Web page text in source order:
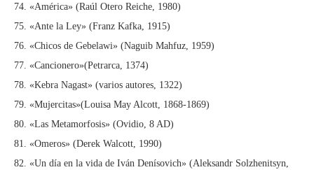
74. «América» (Raúl Otero Reiche, 1980)
75. «Ante la Ley» (Franz Kafka, 1915)
76. «Chicos de Gebelawi» (Naguib Mahfuz, 1959)
77. «Cancionero»(Petrarca, 1374)
78. «Kebra Nagast» (varios autores, 1322)
79. «Mujercitas»(Louisa May Alcott, 1868-1869)
80. «Las Metamorfosis» (Ovidio, 8 AD)
81. «Omeros» (Derek Walcott, 1990)
82. «Un día en la vida de Iván Denísovich» (Aleksandr Solzhenitsyn,